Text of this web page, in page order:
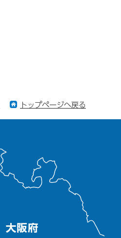
トップページへ戻る